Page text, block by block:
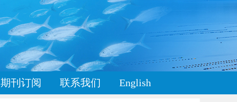
期刊订阅 联系我们 English